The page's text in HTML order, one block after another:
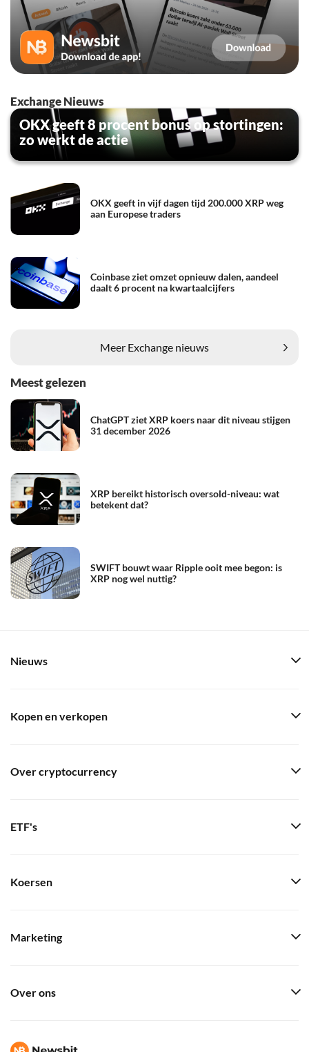
Exchange Nieuws
OKX geeft 8 procent bonus op stortingen:
zo werkt de actie
OKX geeft in vijf dagen tijd 200.000 XRP weg
aan Europese traders
Coinbase ziet omzet opnieuw dalen, aandeel
daalt 6 procent na kwartaalcijfers
Meer Exchange nieuws
Meest gelezen
ChatGPT ziet XRP koers naar dit niveau stijgen
31 december 2026
XRP bereikt historisch oversold-niveau: wat
betekent dat?
SWIFT bouwt waar Ripple ooit mee begon: is
XRP nog wel nuttig?
Nieuws
Kopen en verkopen
Over cryptocurrency
ETF's
Koersen
Marketing
Over ons